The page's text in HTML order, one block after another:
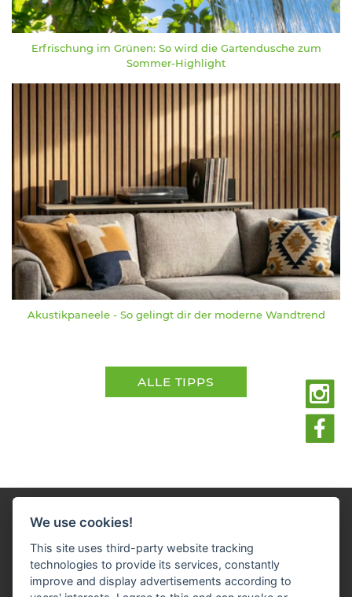
Erfrischung im Grünen: So wird die Gartendusche zum
Sommer-Highlight
Akustikpaneele - So gelingt dir der moderne Wandtrend
ALLE TIPPS
We use cookies!
This site uses third-party website tracking
technologies to provide its services, constantly
improve and display advertisements according to